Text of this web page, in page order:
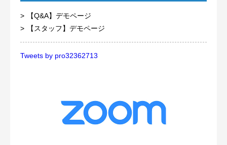
【Q&A】デモページ
【スタッフ】デモページ
Tweets by pro32362713